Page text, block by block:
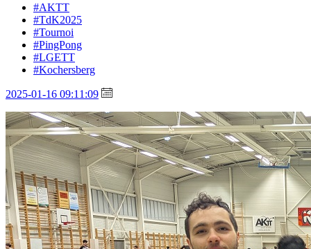
#AKTT
#TdK2025
#Tournoi
#PingPong
#LGETT
#Kochersberg
2025-01-16 09:11:09